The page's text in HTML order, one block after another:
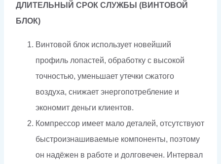
ДЛИТЕЛЬНЫЙ СРОК СЛУЖБЫ (ВИНТОВОЙ
БЛОК)
Винтовой блок использует новейший
профиль лопастей, обработку с высокой
точностью, уменьшает утечки сжатого
воздуха, снижает энергопотребление и
экономит деньги клиентов.
Компрессор имеет мало деталей, отсутствуют
быстроизнашиваемые компоненты, поэтому
он надёжен в работе и долговечен. Интервал